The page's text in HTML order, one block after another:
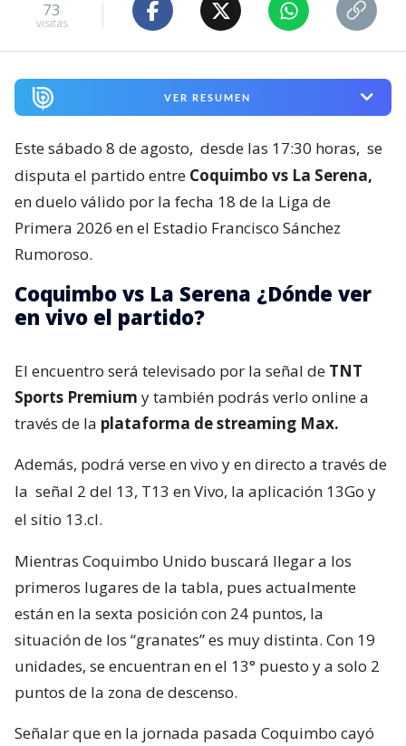
73
visitas
VER RESUMEN
Este sábado 8 de agosto, desde las 17:30 horas, se
disputa el partido entre Coquimbo vs La Serena,
en duelo válido por la fecha 18 de la Liga de
Primera 2026 en el Estadio Francisco Sánchez
Rumoroso.
Coquimbo vs La Serena ¿Dónde ver
en vivo el partido?
El encuentro será televisado por la señal de TNT
Sports Premium y también podrás verlo online a
través de la plataforma de streaming Max.
Además, podrá verse en vivo y en directo a través de
la señal 2 del 13, T13 en Vivo, la aplicación 13Go y
el sitio 13.cl.
Mientras Coquimbo Unido buscará llegar a los
primeros lugares de la tabla, pues actualmente
están en la sexta posición con 24 puntos, la
situación de los “granates” es muy distinta. Con 19
unidades, se encuentran en el 13° puesto y a solo 2
puntos de la zona de descenso.
Señalar que en la jornada pasada Coquimbo cayó